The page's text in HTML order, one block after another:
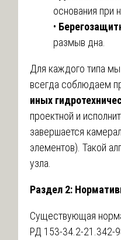
основания при
•
размыв дна.
Для каждого типа
всегда соблюдаем
иных
проектной и
завершается
элементов). Такой
узла.
Раздел 2:
Существующая
РД 153-34.2-21.342-